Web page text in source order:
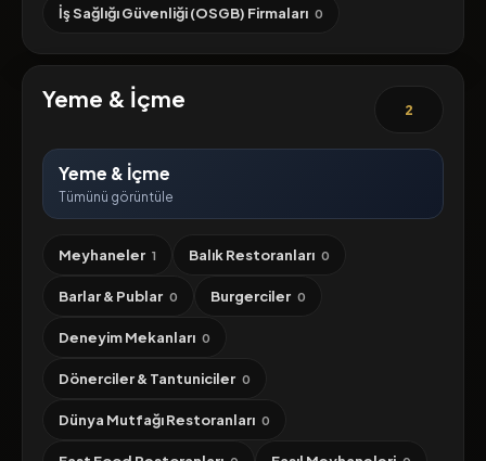
İş Sağlığı Güvenliği (OSGB) Firmaları 0
Yeme & İçme 2
Yeme & İçme
Tümünü görüntüle
Meyhaneler 1 Balık Restoranları 0
Barlar & Publar 0 Burgerciler 0
Deneyim Mekanları 0
Dönerciler & Tantuniciler 0
Dünya Mutfağı Restoranları 0